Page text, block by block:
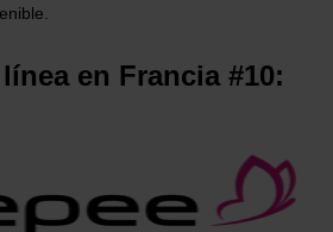
en Francia #10: